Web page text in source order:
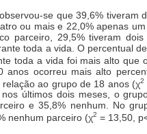
se que 39,6% tiveram
ou mais e 22,0% apenas
parceiro, 29,5% tiveram
toda a vida. O percentual
toda a vida foi mais alto que
anos ocorreu mais alto
ao grupo de 18 anos (χ2
últimos dois meses, o
e 35,8% nenhum. No
nenhum parceiro (χ2 = 13,50,